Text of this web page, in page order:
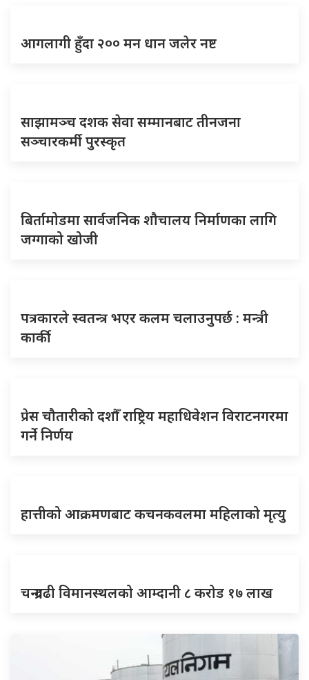
आगलागी हुँदा २०० मन धान जलेर नष्ट
साझामञ्च दशक सेवा सम्मानबाट तीनजना
सञ्चारकर्मी पुरस्कृत
बिर्तामोडमा सार्वजनिक शौचालय निर्माणका लागि
जग्गाको खोजी
पत्रकारले स्वतन्त्र भएर कलम चलाउनुपर्छ : मन्त्री
कार्की
प्रेस चौतारीको दशौँ राष्ट्रिय महाधिवेशन विराटनगरमा
गर्ने निर्णय
हात्तीको आक्रमणबाट कचनकवलमा महिलाको मृत्यु
चन्द्रगढी विमानस्थलको आम्दानी ८ करोड १७ लाख